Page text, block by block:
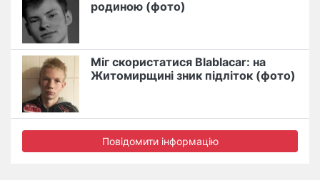
родиною (фото)
Міг скористатися Blablacar: на
Житомирщині зник підліток (фото)
Повідомити інформацію